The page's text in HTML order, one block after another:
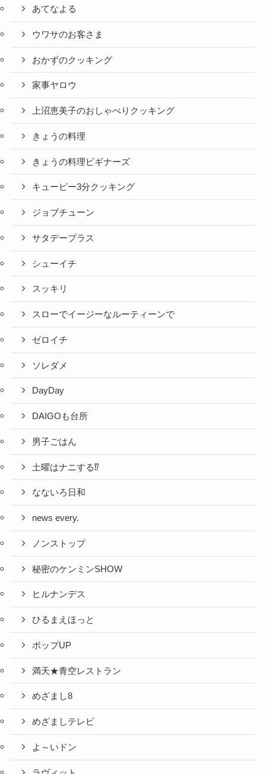
あてなよる
ウワサのお客さま
おかずのクッキング
家事ヤロウ
上沼恵美子のおしゃべりクッキング
きょうの料理
きょうの料理ビギナーズ
キューピー3分クッキング
ジョブチューン
サタデープラス
シューイチ
スッキリ
スローでイージーなルーティーンで
ゼロイチ
ソレダメ
DayDay
DAIGOも台所
男子ごはん
土曜はナニする⁉
なないろ日和
news every.
ノンストップ
秘密のケンミンSHOW
ヒルナンデス
ひるまえほっと
ポップUP
満天★青空レストラン
めざまし8
めざましテレビ
よ～いドン